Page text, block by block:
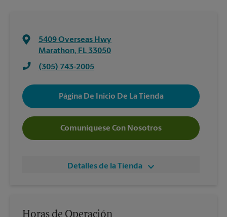
5409 Overseas Hwy
Marathon, FL 33050
(305) 743-2005
Página De Inicio De La Tienda
Comuníquese Con Nosotros
Detalles de la Tienda